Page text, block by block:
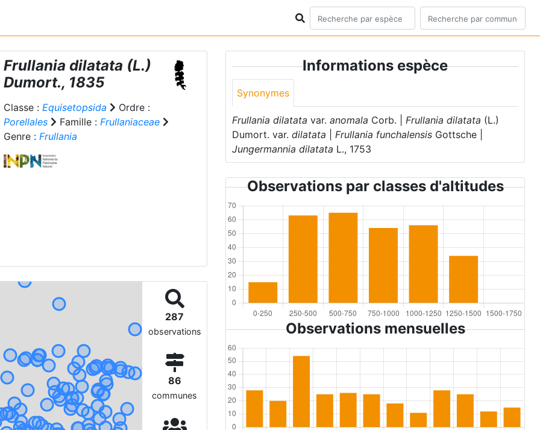
Frullania dilatata (L.)
Dumort., 1835
Classe : Equisetopsida
Ordre :
Porellales
Famille : Frullaniaceae
Genre : Frullania
287
observations
86
communes
Informations espèce
Synonymes
Frullania dilatatavar. anomala Corb. |Frullania dilatata (L.)
Dumort. var. dilatata |Frullania funchalensis Gottsche |
Jungermannia dilatata L., 1753
Observations par classes d'altitudes
Observations mensuelles